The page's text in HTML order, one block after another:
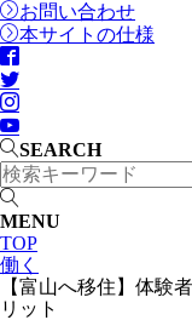
お問い合わせ
本サイトの仕様
SEARCH
MENU
TOP
働く
【富山へ移住】体験
リット